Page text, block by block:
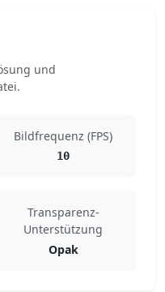
und
Bildfrequenz (FPS)
10
Transparenz-
Unterstützung
Opak